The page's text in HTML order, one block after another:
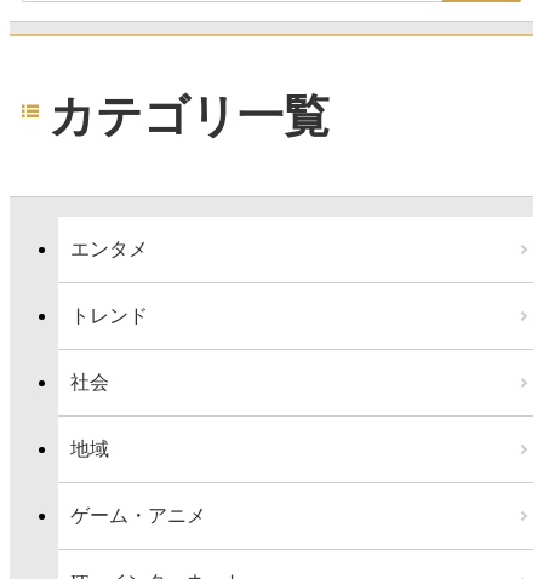
カテゴリ一覧
エンタメ
トレンド
社会
地域
ゲーム・アニメ